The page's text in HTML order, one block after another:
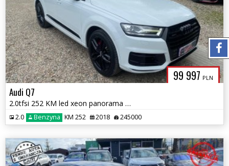
99 997 PLN
Audi Q7
2.0tfsi 252 KM led xeon panorama dach asystenci full serwis 1 . R.Gwa
2.0 Benzyna KM 252 2018 245000